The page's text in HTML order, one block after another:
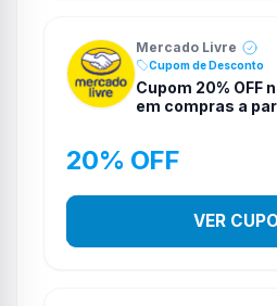
Mercado Livre
Cupom de Desconto
Cupom 20% OFF
em compras a
20% OFF
VER